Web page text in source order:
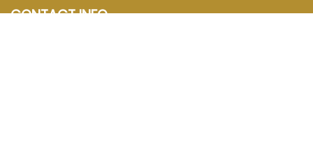
CONTACT INFO